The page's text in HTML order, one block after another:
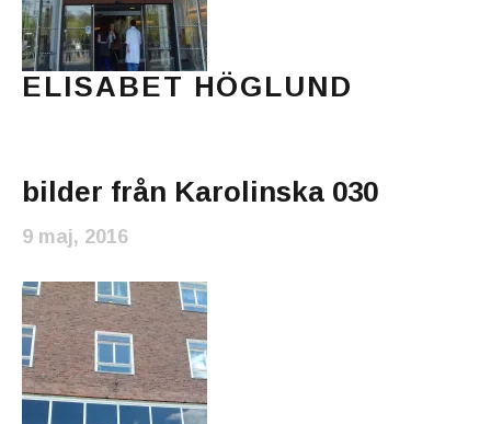
ELISABET HÖGLUND
bilder från Karolinska 030
9 maj, 2016